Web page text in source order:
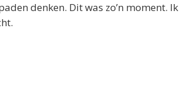
denken. Dit was zo’n moment. Ik